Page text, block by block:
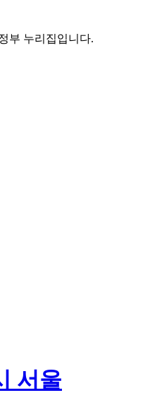
부 누리집입니다.
서울